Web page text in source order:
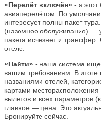
«Перелёт включён» - а этот
авиаперелётом. По
интересует полны пакет
(наземное обслуживание) —
пакета исчезнет и
отеле.
«Найти» - наша система
вашим требованиям. В итоге
названиями отелей,
картами
вылетов и всех параметров
главное — цена. Это
Бронируйте сейчас.